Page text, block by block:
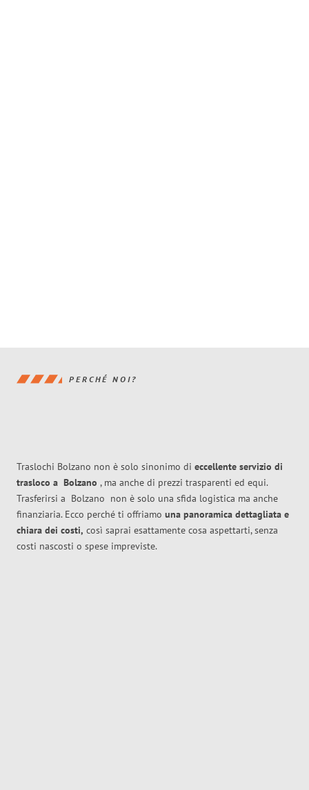
PERCHÉ NOI?
Traslochi Bolzano non è solo sinonimo di eccellente servizio di
trasloco a Bolzano , ma anche di prezzi trasparenti ed equi.
Trasferirsi a Bolzano non è solo una sfida logistica ma anche
finanziaria. Ecco perché ti offriamo una panoramica dettagliata e
chiara dei costi, così saprai esattamente cosa aspettarti, senza
costi nascosti o spese impreviste.